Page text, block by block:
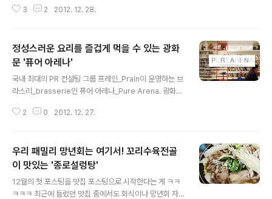
도의 좌석이 전부였다. 근데 자세히 보니... 뭐 이거 숨어 있
었다. 외국인 몇 명이서 손수 양조해가며 만든 하우스 맥주
디어 방문하게 된 것. 추운 겨울날, 이태원 경리단길을 따라
올라가면 서리가 뽀얗게 서린 유리창 너머로 도란도란 즐
거운 이야기가 흘러나오는 맥주집을 찾을 수 있다. 바로 맥
파이 브루잉_Magpie Brewing Co. 녹사평역에서 경리
는데, 바로 전에 '테이크아웃드로잉'을 끼고 우측 골목으로
3 2 2012. 12. 28.
정성스러운 요리를 즐겁게 먹을 수 있는 광화
문 '퓨어 아레나'
국내 최대의 PR 컨설팅 그룹 프레인_Prain이 운영하는 브
라스리_brasserie인 퓨어 아레나_Pure Arena. 광화문
한 요리 뿐만 아니라, 프레인이 보여주고 있는 다양한 활동
선보이고 있다. 직장인들의 카페테리아를 보여주듯 자연스
러운 인테리어와 따뜻하고 친근한 분위기 또한 이 곳의 장
점. 프레인 그룹의 아이덴티티가 녹아있는 퓨어 아레나로
찾아가보자. 상황에 따라 변화하는 퓨어 아레나의 점 로고
2 0 2012. 12. 27.
우리 패밀리 망년회는 여기서! 꼬리수육전골
이 맛있는 '종로설렁탕'
12월의 첫 포스팅을 맛집 포스팅으로 시작한다는 게 ㅋㅋ
ㅋㅋㅋ 최근에 들렀던 맛집 중에서도 회식이나 망년회 자